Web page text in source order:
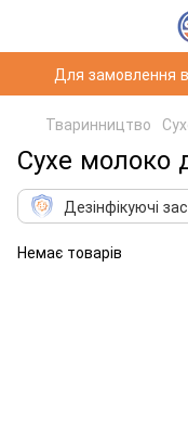
Для замовлення
Тваринництво
Сухе
Дезінфікуючі
Немає товарів